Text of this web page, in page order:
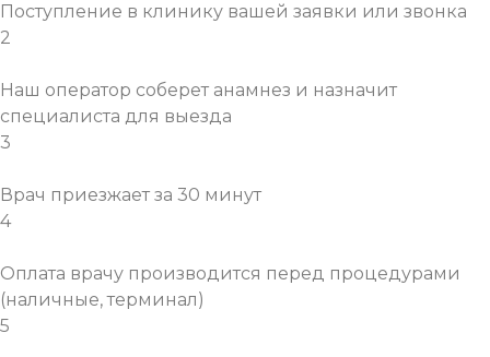
Поступление в клинику вашей заявки или звонка
2
Наш оператор соберет анамнез и назначит
специалиста для выезда
3
Врач приезжает за 30 минут
4
Оплата врачу производится перед процедурами
(наличные, терминал)
5